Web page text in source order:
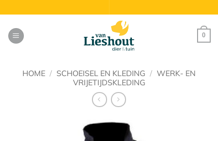
naar
inhoud
0
HOME / SCHOEISEL EN KLEDING / WERK- EN
VRIJETIJDSKLEDING